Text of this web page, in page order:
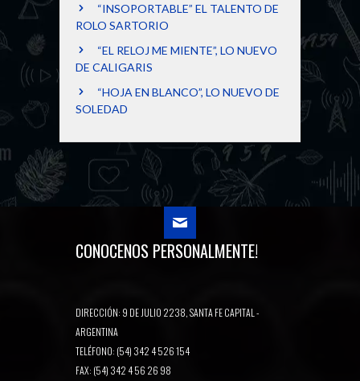
“INSOPORTABLE” EL TALENTO DE
ROLO SARTORIO
“EL RELOJ ME MIENTE”, LO NUEVO
DE CALIGARIS
“HOJA EN BLANCO”, LO NUEVO DE
SOLEDAD
CONOCENOS PERSONALMENTE!
DIRECCIÓN: 9 DE JULIO 2238, SANTA FE CAPITAL -
ARGENTINA
TELÉFONO: (54) 342 4 526 154
FAX: (54) 342 4 56 26 98